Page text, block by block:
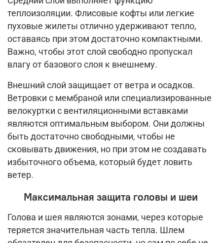
теплоизоляции. Флисовые кофты или легкие
пуховые жилеты отлично удерживают тепло,
оставаясь при этом достаточно компактными.
Важно, чтобы этот слой свободно пропускал
влагу от базового слоя к внешнему.
Внешний слой защищает от ветра и осадков.
Ветровки с мембраной или специализированные
велокуртки с вентиляционными вставками
являются оптимальным выбором. Они должны
быть достаточно свободными, чтобы не
сковывать движения, но при этом не создавать
избыточного объема, который будет ловить
ветер.
Максимальная защита головы и шеи
Голова и шея являются зонами, через которые
теряется значительная часть тепла. Шлем